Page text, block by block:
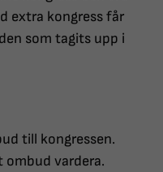
extra kongress får
som tagits upp i
till kongressen.
ombud vardera.